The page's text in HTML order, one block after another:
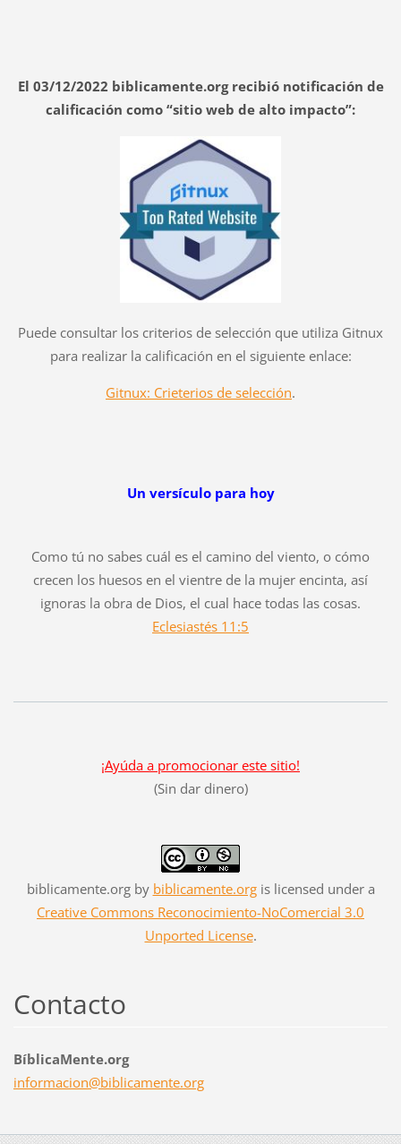
El 03/12/2022 biblicamente.org recibió notificación de
calificación como “sitio web de alto impacto”:
Puede consultar los criterios de selección que utiliza Gitnux
para realizar la calificación en el siguiente enlace:
Gitnux: Crieterios de selección.
Un versículo para hoy
Como tú no sabes cuál es el camino del viento, o cómo
crecen los huesos en el vientre de la mujer encinta, así
ignoras la obra de Dios, el cual hace todas las cosas.
Eclesiastés 11:5
¡Ayúda a promocionar este sitio!
(Sin dar dinero)
biblicamente.orgby biblicamente.orgis licensed under a
Creative Commons Reconocimiento-NoComercial 3.0
Unported License.
Contacto
BíblicaMente.org
informacion@biblicamente.org